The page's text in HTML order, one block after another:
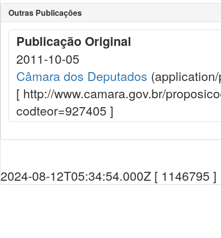
Outras Publicações
Publicação Original
2011-10-05
Câmara dos Deputados
[ http://www.camara.gov.br/
codteor=927405 ]
2024-08-12T05:34:54.000Z [ 1146795 ]